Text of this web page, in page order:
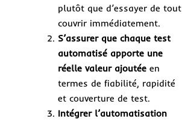
plutôt que d’essayer de tout
couvrir immédiatement.
S’assurer que chaque test
automatisé apporte une
réelle valeur ajoutéeen
termes de fiabilité, rapidité
et couverture de test.
Intégrer l’automatisation